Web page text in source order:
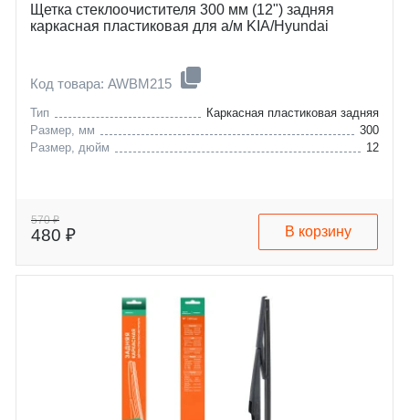
Щетка стеклоочистителя 300 мм (12") задняя
каркасная пластиковая для а/м KIA/Hyundai
Код товара: AWBM215
Тип
Каркасная пластиковая задняя
Размер, мм
300
Размер, дюйм
12
570 ₽
480 ₽ В корзину